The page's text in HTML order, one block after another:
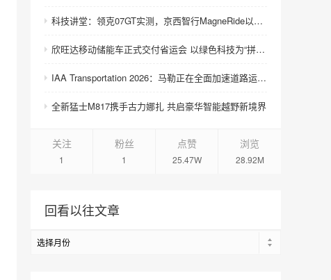
科技讲堂：领克07GT实测，京西智行MagneRide以毫秒级响应“飞坡不跳”
欣旺达移动储能车正式交付省运会 以绿色科技为“拼搏”加电
IAA Transportation 2026：马勒正在全面加速道路运输的电动化转型
全新猛士M817携手古力娜扎 共启豪华智能越野新境界
关注
1
粉丝
1
点赞
25.47W
浏览
28.92M
回看以往文章